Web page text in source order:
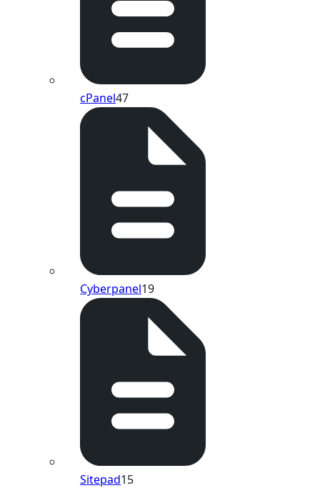
cPanel47
Cyberpanel19
Sitepad15